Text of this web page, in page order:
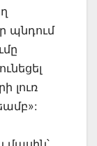
պնդում
լուռ